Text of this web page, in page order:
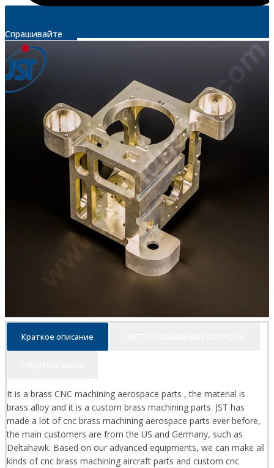
Спрашивайте
Краткое описание
It is a brass CNC machining aerospace parts , the material is
brass alloy and it is a custom brass machining parts. JST has
made a lot of cnc brass machining aerospace parts ever before,
the main customers are from the US and Germany, such as
Deltahawk. Based on our advanced equipments, we can make all
kinds of cnc brass machining aircraft parts and custom cnc